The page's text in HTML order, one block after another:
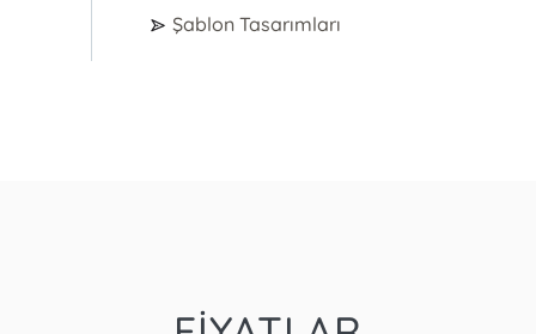
Şablon Tasarımları